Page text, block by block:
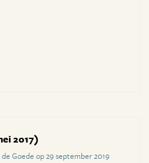
2017)
Goede op 29 september 2019